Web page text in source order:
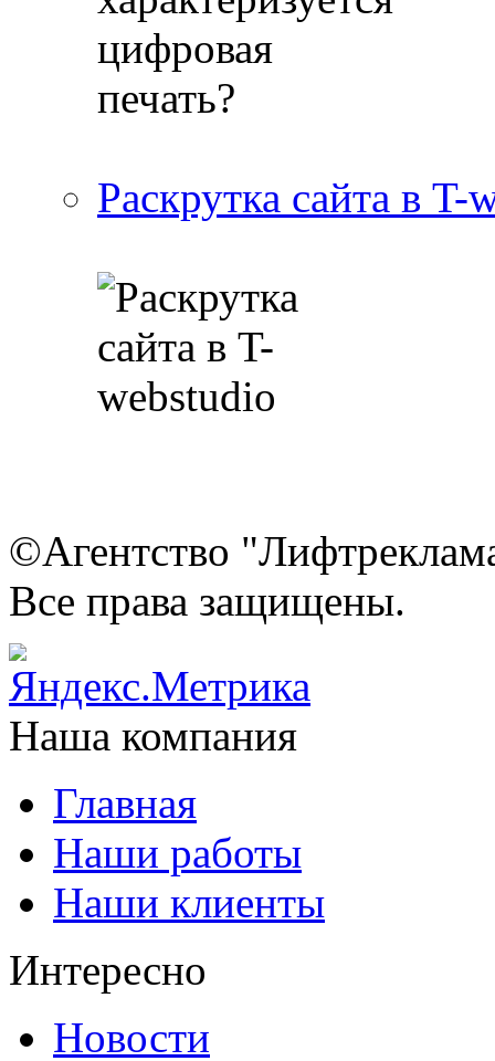
Раскрутка сайта в T-
©Агентство
Все права защищены.
Наша компания
Главная
Наши работы
Наши клиенты
Интересно
Новости